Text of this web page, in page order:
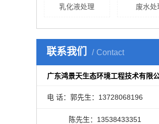
乳化液处理 废水处
联系我们 Contact
广东鸿景天生态环境工程技术有限
电 话：郭先生：13728068196
陈先生：13538433351